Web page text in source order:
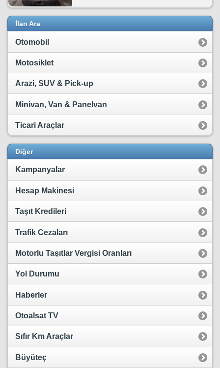
İlan Ara
Otomobil
Motosiklet
Arazi, SUV & Pick-up
Minivan, Van & Panelvan
Ticari Araçlar
Diğer
Kampanyalar
Hesap Makinesi
Taşıt Kredileri
Trafik Cezaları
Motorlu Taşıtlar Vergisi Oranları
Yol Durumu
Haberler
Otoalsat TV
Sıfır Km Araçlar
Büyüteç